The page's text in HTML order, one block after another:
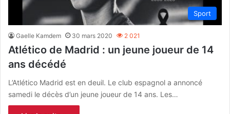
Sport
Gaelle Kamdem 30 mars 2020 2 021
Atlético de Madrid : un jeune joueur de 14
ans décédé
L’Atlético Madrid est en deuil. Le club espagnol a annoncé
samedi le décès d’un jeune joueur de 14 ans. Les…